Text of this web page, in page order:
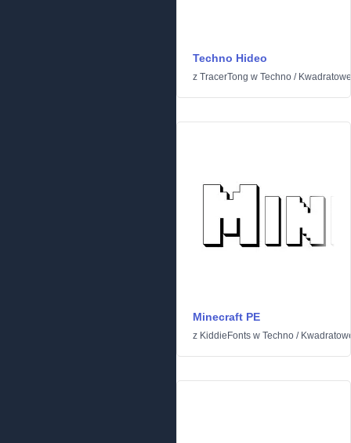
Techno Hideo
z TracerTong w Techno / Kwadratowe
Minecraft PE
z KiddieFonts w Techno /